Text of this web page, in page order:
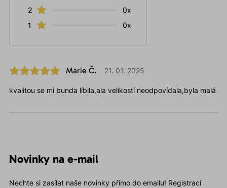
2
0x
1
0x
Marie Č. 21. 01. 2025
kvalitou se mi bunda líbila,ala velikostí neodpovídala,byla malá
Novinky na e-mail
Nechte si zasílat naše novinky přímo do emailu! Registrací